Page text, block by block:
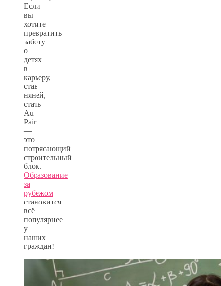
Если
вы
хотите
превратить
заботу
о
детях
в
карьеру,
став
няней,
стать
Au
Pair
—
это
потрясающий
строительный
блок.
Образование
за
рубежом
становится
всё
популярнее
у
наших
граждан!